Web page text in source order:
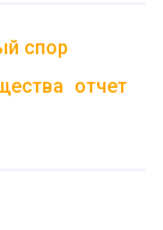
спор
отчет